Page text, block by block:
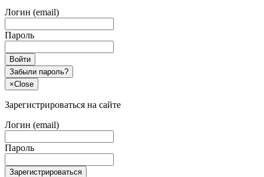
Логин (email)
Пароль
Войти
Забыли пароль?
×Close
Зарегистрироваться на сайте
Логин (email)
Пароль
Зарегистрироваться